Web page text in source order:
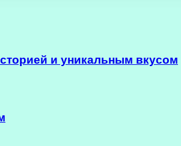
и уникальным вкусом